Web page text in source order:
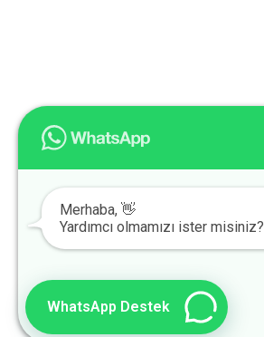
WhatsApp Destek
Merhaba, 👋
Yardımcı olmamızı ister misiniz?